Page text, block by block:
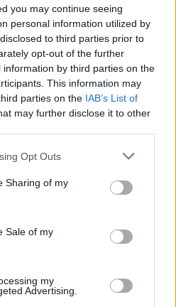
you may continue seeing
personal information utilized by
to third parties prior to
opt-out of the further
by third parties on the
This information may
parties on the IAB’s List of
may further disclose it to other
app uses one or more Google
behaviour. You may click to
and its third-party tags to
purposes in below Google
Opt Outs
Sharing of my
Sale of my
my
Advertising.
Ποιες είναι οι
χρειάζεσαι;